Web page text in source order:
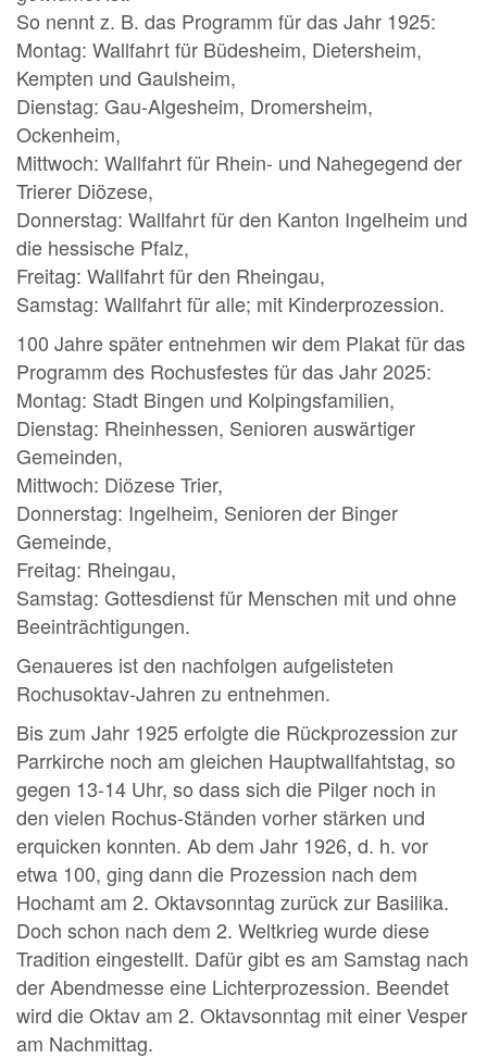
So nennt z. B. das Programm für das Jahr 1925:
Montag: Wallfahrt für Büdesheim, Dietersheim,
Kempten und Gaulsheim,
Dienstag: Gau-Algesheim, Dromersheim,
Ockenheim,
Mittwoch: Wallfahrt für Rhein- und Nahegegend der
Trierer Diözese,
Donnerstag: Wallfahrt für den Kanton Ingelheim und
die hessische Pfalz,
Freitag: Wallfahrt für den Rheingau,
Samstag: Wallfahrt für alle; mit Kinderprozession.
100 Jahre später entnehmen wir dem Plakat für das
Programm des Rochusfestes für das Jahr 2025:
Montag: Stadt Bingen und Kolpingsfamilien,
Dienstag: Rheinhessen, Senioren auswärtiger
Gemeinden,
Mittwoch: Diözese Trier,
Donnerstag: Ingelheim, Senioren der Binger
Gemeinde,
Freitag: Rheingau,
Samstag: Gottesdienst für Menschen mit und ohne
Beeinträchtigungen.
Genaueres ist den nachfolgen aufgelisteten
Rochusoktav-Jahren zu entnehmen.
Bis zum Jahr 1925 erfolgte die Rückprozession zur
Parrkirche noch am gleichen Hauptwallfahtstag, so
gegen 13-14 Uhr, so dass sich die Pilger noch in
den vielen Rochus-Ständen vorher stärken und
erquicken konnten. Ab dem Jahr 1926, d. h. vor
etwa 100, ging dann die Prozession nach dem
Hochamt am 2. Oktavsonntag zurück zur Basilika.
Doch schon nach dem 2. Weltkrieg wurde diese
Tradition eingestellt. Dafür gibt es am Samstag nach
der Abendmesse eine Lichterprozession. Beendet
wird die Oktav am 2. Oktavsonntag mit einer Vesper
am Nachmittag.